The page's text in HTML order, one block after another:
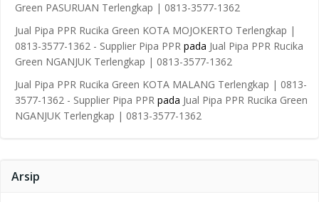
Green PASURUAN Terlengkap | 0813-3577-1362
Jual Pipa PPR Rucika Green KOTA MOJOKERTO Terlengkap |
0813-3577-1362 - Supplier Pipa PPR pada Jual Pipa PPR Rucika
Green NGANJUK Terlengkap | 0813-3577-1362
Jual Pipa PPR Rucika Green KOTA MALANG Terlengkap | 0813-
3577-1362 - Supplier Pipa PPR pada Jual Pipa PPR Rucika Green
NGANJUK Terlengkap | 0813-3577-1362
Arsip